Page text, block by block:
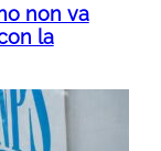
non va
la